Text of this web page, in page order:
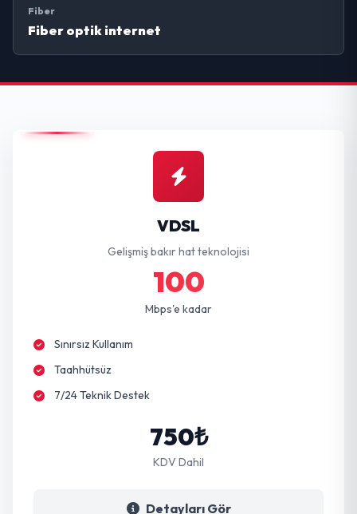
Fiber
Fiber optik internet
VDSL
Gelişmiş bakır hat teknolojisi
100
Mbps'e kadar
Sınırsız Kullanım
Taahhütsüz
7/24 Teknik Destek
750₺
KDV Dahil
Detayları Gör